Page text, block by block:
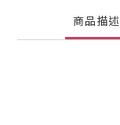
商品描述